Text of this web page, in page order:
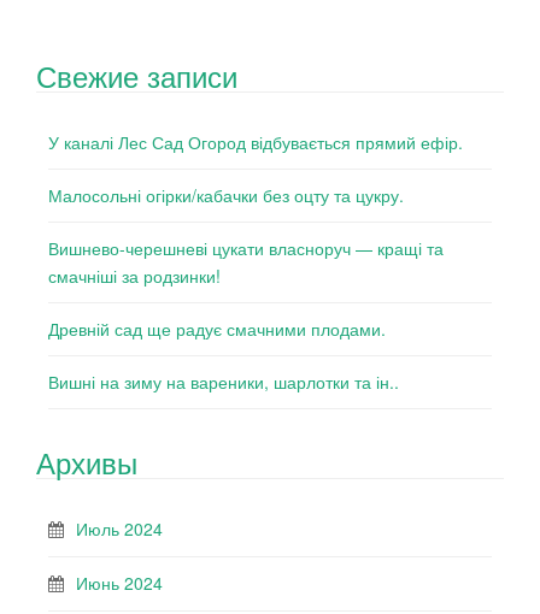
Свежие записи
У каналі Лес Сад Огород відбувається прямий ефір.
Малосольні огірки/кабачки без оцту та цукру.
Вишнево-черешневі цукати власноруч — кращі та
смачніші за родзинки!
Древній сад ще радує смачними плодами.
Вишні на зиму на вареники, шарлотки та ін..
Архивы
Июль 2024
Июнь 2024